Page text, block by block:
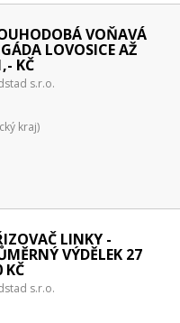
VOŇAVÁ
LOVOSICE AŽ
KČ
s.r.o.
kraj)
LINKY -
VÝDĚLEK 27
KČ
s.r.o.